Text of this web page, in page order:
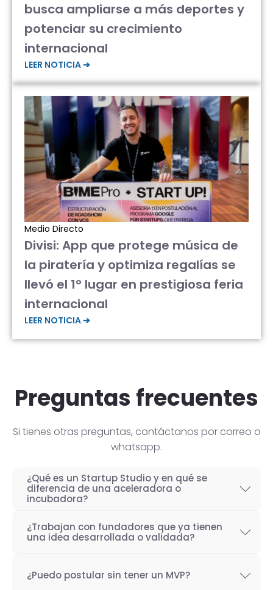
busca ampliarse a más deportes y
potenciar su crecimiento
internacional
LEER NOTICIA ➔
Medio Directo
Divisi: App que protege música de
la piratería y optimiza regalías se
llevó el 1° lugar en prestigiosa feria
internacional
LEER NOTICIA ➔
Preguntas frecuentes
Si tienes otras preguntas, contáctanos por correo o
whatsapp.
¿Qué es un Startup Studio y en qué se
diferencia de una aceleradora o
incubadora?
Un Startup Studio es una organización capaz
de construir startups de manera iterativa,
con experiencia. También se les conoce
¿Trabajan con fundadores que ya tienen
una idea desarrollada o validada?
Startup Studio es lograr un proceso iterativo
¿Puedo postular sin tener un MVP?